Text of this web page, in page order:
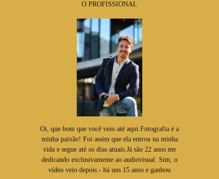
O PROFISSIONAL
Oi, que bom que você veio até aqui.Fotografia é a
minha paixão! Foi assim que ela entrou na minha
vida e segue até os dias atuais.Já são 22 anos me
dedicando exclusivamente ao audiovisual. Sim, o
vídeo veio depois - há uns 15 anos e ganhou